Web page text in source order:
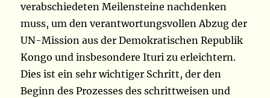
verabschiedeten Meilensteine ​​nachdenken
muss, um den verantwortungsvollen Abzug der
UN-Mission aus der Demokratischen Republik
Kongo und insbesondere Ituri zu erleichtern.
Dies ist ein sehr wichtiger Schritt, der den
Beginn des Prozesses des schrittweisen und